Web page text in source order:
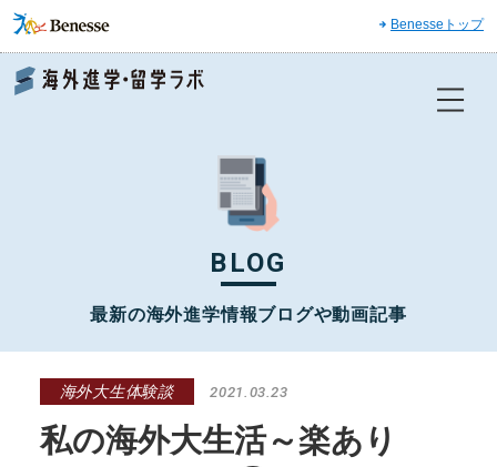
Benesseトップ
BLOG
最新の海外進学情報ブログや動画記事
海外大生体験談 2021.03.23
私の海外大生活～楽あり